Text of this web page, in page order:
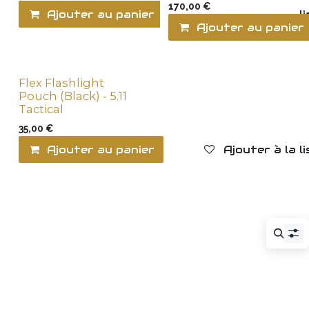
Ajouter au panier Ajouter à la
170,00 €
Ajouter au panier
Flex Flashlight
Pouch (Black) - 5.11
Tactical
35,00 €
Ajouter au panier Ajouter à la